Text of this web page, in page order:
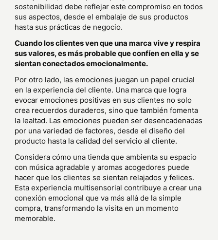
sostenibilidad debe reflejar este compromiso en todos
sus aspectos, desde el embalaje de sus productos
hasta sus prácticas de negocio.
Cuando los clientes ven que una marca vive y respira
sus valores, es más probable que confíen en ella y se
sientan conectados emocionalmente.
Por otro lado, las emociones juegan un papel crucial
en la experiencia del cliente. Una marca que logra
evocar emociones positivas en sus clientes no solo
crea recuerdos duraderos, sino que también fomenta
la lealtad. Las emociones pueden ser desencadenadas
por una variedad de factores, desde el diseño del
producto hasta la calidad del servicio al cliente.
Considera cómo una tienda que ambienta su espacio
con música agradable y aromas acogedores puede
hacer que los clientes se sientan relajados y felices.
Esta experiencia multisensorial contribuye a crear una
conexión emocional que va más allá de la simple
compra, transformando la visita en un momento
memorable.